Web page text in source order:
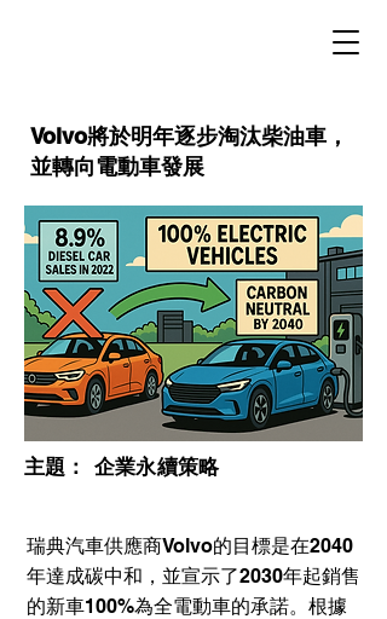
Volvo將於明年逐步淘汰柴油車，
並轉向電動車發展
​主題： 企業永續策略
瑞典汽車供應商Volvo的目標是在2040
年達成碳中和，並宣示了2030年起銷售
的新車100%為全電動車的承諾。根據